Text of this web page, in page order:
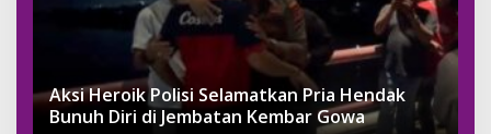
Aksi Heroik Polisi Selamatkan Pria Hendak
Bunuh Diri di Jembatan Kembar Gowa